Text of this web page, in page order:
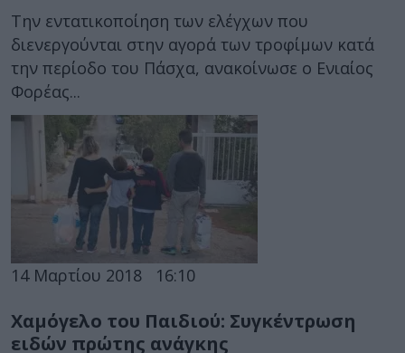
Την εντατικοποίηση των ελέγχων που
διενεργούνται στην αγορά των τροφίμων κατά
την περίοδο του Πάσχα, ανακοίνωσε ο Ενιαίος
Φορέας...
14 Μαρτίου 2018 16:10
Χαμόγελο του Παιδιού: Συγκέντρωση
ειδών πρώτης ανάγκης